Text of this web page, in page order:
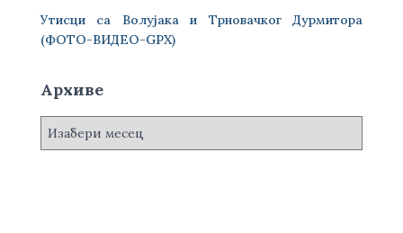
Утисци са Волујака и Трновачког Дурмитора
(ФОТО-ВИДЕО-GPX)
Архиве
А